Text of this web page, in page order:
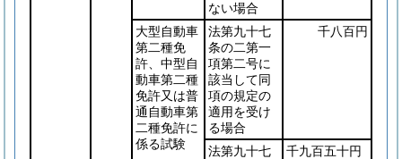
ない場合
大型自動車
第二種免
許、中型自
動車第二種
免許又は普
通自動車第
二種免許に
係る試験
法第九十七
条の二第一
項第二号に
該当して同
項の規定の
適用を受け
る場合
千八百円
法第九十七
千九百五十円